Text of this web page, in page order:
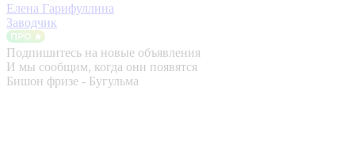
Елена Гарифуллина
Заводчик
Подпишитесь на новые объявления
И мы сообщим, когда они появятся
Бишон фризе - Бугульма